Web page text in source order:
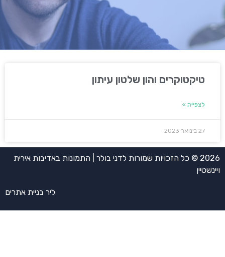
טיקטוקרים והון שלטון עיתון
לצפייה »
27 בינואר 2023
2026 © כל הזכויות שמורות לדני בולר | התמונות באדיבות אירית
ויינשטיין
ליר בניית אתרים